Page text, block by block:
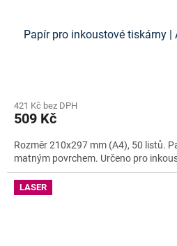
Papír pro inkoustové tiskárny |
421 Kč bez DPH
509 Kč
Rozměr 210x297 mm (A4), 50 listů.
matným povrchem. Určeno pro
LASER